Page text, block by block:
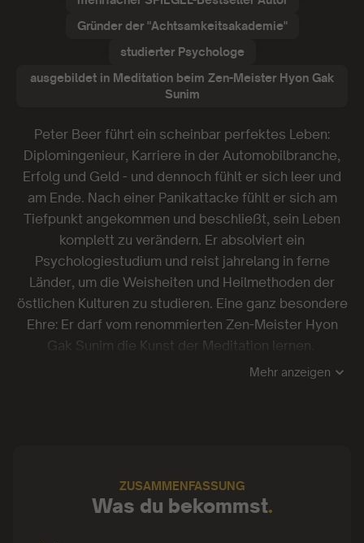
Gründer der "Achtsamkeitsakademie"
studierter Psychologe
ausgebildet in Meditation beim Zen-Meister Hyon Gak
Sunim
Peter Beer führt ein scheinbar perfektes Leben:
Diplomingenieur, Karriere in der Automobilbranche,
Erfolg und Geld - und dennoch fühlt er sich leer und
am Ende. Nach einer Panikattacke fühlt er sich am
Tiefpunkt angekommen und beschließt, sein Leben
komplett zu verändern. Er absolviert ein
Psychologiestudium und reist jahrelang in ferne
Länder, um die Weisheiten und Heilmethoden der
östlichen Kulturen zu studieren. Eine ganz besondere
Ehre: Er darf vom renommierten Zen-Meister Hyon
Gak Sunim die Kunst der Meditation lernen.
verbindet er westliche Psychologie mit
buddhistischer Philosopie. In seinen Kursen teilt er
Mehr anzeigen
ZUSAMMENFASSUNG
Was du bekommst.